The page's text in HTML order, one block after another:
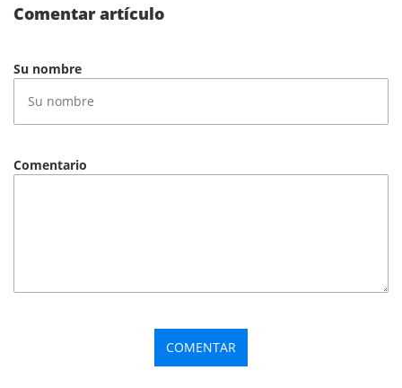
Comentar artículo
Su nombre
Comentario